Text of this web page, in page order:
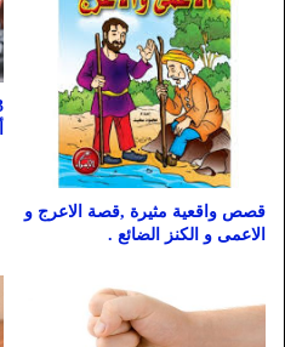
قصص واقعية مثيرة ,قصة الاعرج و
الاعمى و الكنز الضائع .